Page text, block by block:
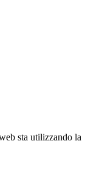
sta utilizzando la